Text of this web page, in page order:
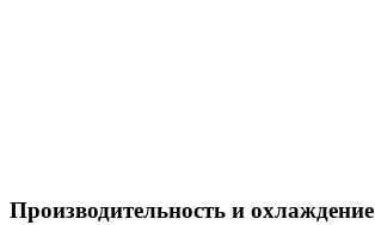
Производительность и охлаждение